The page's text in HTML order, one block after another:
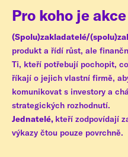
Pro koho je
(Spolu)zakladatelé/
produkt a řídí růst, ale
Ti, kteří potřebují pochopit,
říkají o jejich vlastní firmě,
komunikovat s investory a
strategických rozhodnutí.
Jednatelé, kteří zodpovídají
výkazy čtou pouze povrchně.